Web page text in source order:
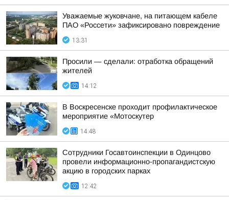
Уважаемые жуковчане, на питающем кабеле
ПАО «Россети» зафиксировано повреждение
13:31
Просили — сделали: отработка обращений
жителей
14:12
В Воскресенске проходит профилактическое
мероприятие «Мотоскутер
14:48
Сотрудники Госавтоинспекции в Одинцово
провели информационно-пропагандистскую
акцию в городских парках
12:42